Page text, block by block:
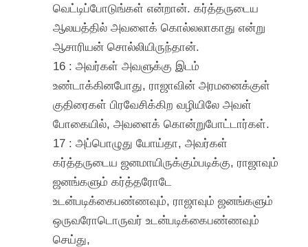
வெட்டிப்போடுங்கள் என்றான். கர்த்தருடைய
ஆலயத்தில் அவளைக் கொல்லலாகாது என்று
ஆசாரியன் சொல்லியிருந்தான்.
16 : அவர்கள் அவளுக்கு இடம்
உண்டாக்கினபோது, ராஜாவின் அரமனைக்குள்
குதிரைகள் பிரவேசிக்கிற வழியிலே அவள்
போகையில், அவளைக் கொன்றுபோட்டார்கள்.
17 : அப்பொழுது யோய்தா, அவர்கள்
கர்த்தருடைய ஜனமாயிருக்கும்படிக்கு, ராஜாவும்
ஜனங்களும் கர்த்தரோடே
உடன்படிக்கைபண்ணவும், ராஜாவும் ஜனங்களும்
ஒருவரோடொருவர் உடன்படிக்கைபண்ணவும்
செய்து,